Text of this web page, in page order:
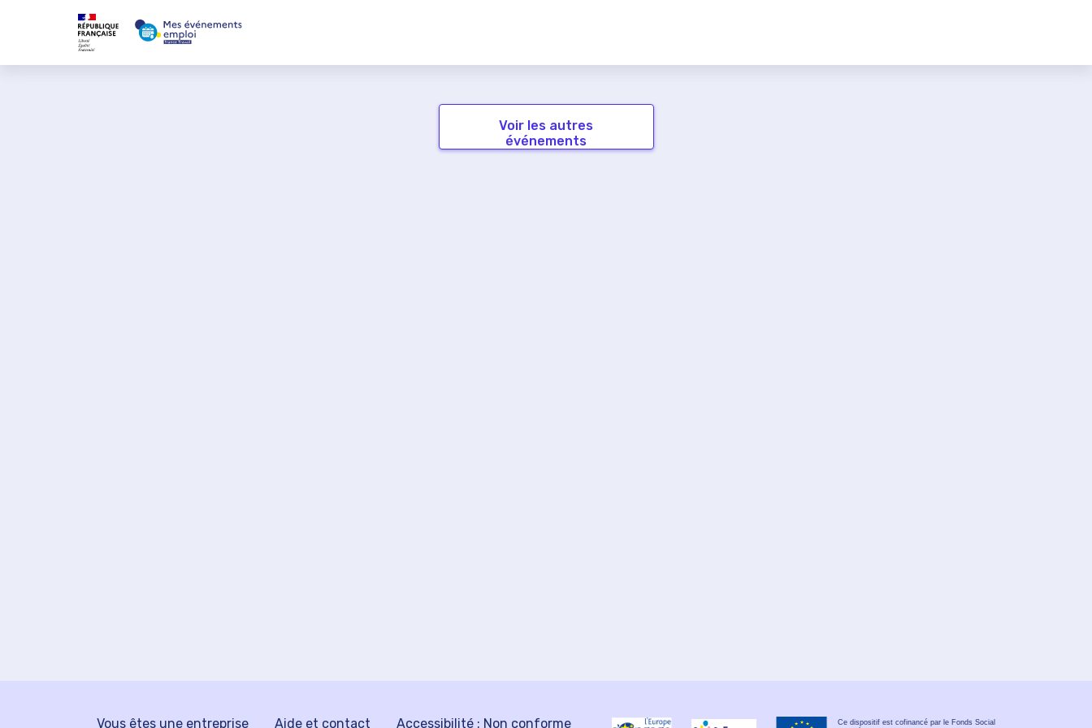
Voir les autres
événements
Vous êtes une entreprise Aide et contact Accessibilité : Non conforme
Ce dispositif est cofinancé par le Fonds Social